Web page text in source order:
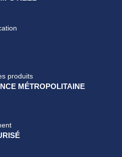
produits
MÉTROPOLITAINE